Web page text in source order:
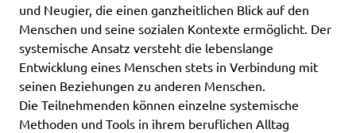
und Neugier, die einen ganzheitlichen Blick auf den
Menschen und seine sozialen Kontexte ermöglicht. Der
systemische Ansatz versteht die lebenslange
Entwicklung eines Menschen stets in Verbindung mit
seinen Beziehungen zu anderen Menschen.
Die Teilnehmenden können einzelne systemische
Methoden und Tools in ihrem beruflichen Alltag